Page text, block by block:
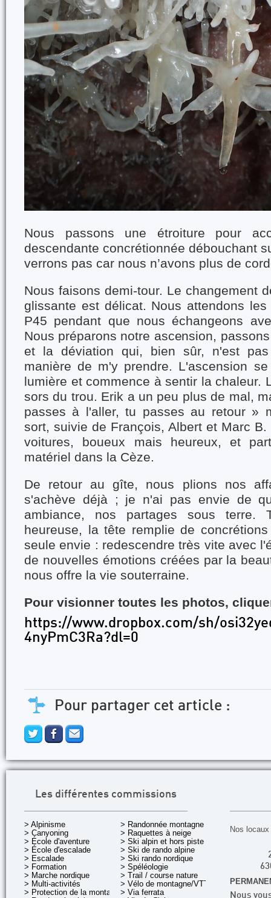
Nous passons une étroiture pour
descendante concrétionnée débouchant
verrons pas car nous n’avons plus de
Nous faisons demi-tour. Le changement
glissante est délicat. Nous attendons
P45 pendant que nous échangeons
Nous préparons notre ascension,
et la déviation qui, bien sûr, n'est
manière de m'y prendre. L'ascension
lumière et commence à sentir la chaleur.
sors du trou. Erik a un peu plus de mal,
passes à l'aller, tu passes au retour »
sort, suivie de François, Albert et Marc
voitures, boueux mais heureux, et
matériel dans la Cèze.
De retour au gîte, nous plions nos
s'achève déjà ; je n'ai pas envie de
ambiance, nos partages sous terre.
heureuse, la tête remplie de
seule envie : redescendre très vite avec
de nouvelles émotions créées par la
nous offre la vie souterraine.
Pour visionner toutes les photos,
https://www.dropbox.com/sh/
4nyPmC3Ra?dl=0
Pour partager cet article :
Les différentes commissions
> Alpinisme
> Canyoning
> École d'aventure
> École d'escalade
> Escalade
> Formation
> Marche nordique
> Multi-activités
> Protection de la montagne
> Randonnée montagne
> Raquettes à neige
> Ski alpin et hors piste
> Ski de rando alpine
> Ski rando nordique
> Spéléologie
> Trail / course nature
> Vélo de montagne/VTT
> Via ferrata
Nos
Nous